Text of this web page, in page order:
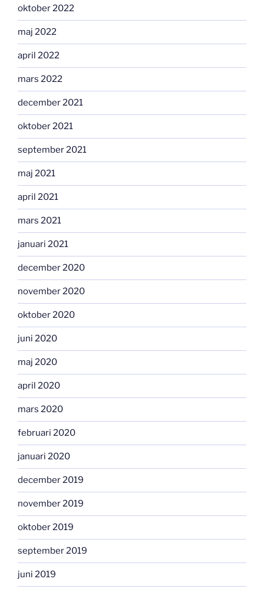
oktober 2022
maj 2022
april 2022
mars 2022
december 2021
oktober 2021
september 2021
maj 2021
april 2021
mars 2021
januari 2021
december 2020
november 2020
oktober 2020
juni 2020
maj 2020
april 2020
mars 2020
februari 2020
januari 2020
december 2019
november 2019
oktober 2019
september 2019
juni 2019